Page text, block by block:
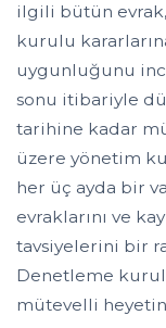
ilgili bütün evrak,
kurulu
uygunluğunu
sonu itibariyle
tarihine kadar
üzere yönetim
her üç ayda bir
evraklarını ve
tavsiyelerini bir
Denetleme
mütevelli